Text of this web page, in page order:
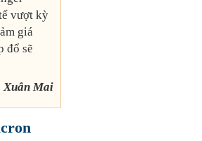
vượt kỳ
giá
đổ sẽ
Xuân Mai